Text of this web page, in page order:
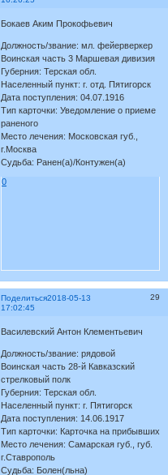
Бокаев Аким Прокофьевич
Должность/звание: мл. фейерверкер
Воинская часть 3 Маршевая дивизия
Губерния: Терская обл.
Населенный пункт: г. отд. Пятигорск
Дата поступления: 04.07.1916
Тип карточки: Уведомление о приеме
раненого
Место лечения: Московская губ.,
г.Москва
Судьба: Ранен(а)/Контужен(а)
0
Поделиться 29
2018-05-13
17:02:45
Василевский Антон Клементьевич
Должность/звание: рядовой
Воинская часть 28-й Кавказский
стрелковый полк
Губерния: Терская обл.
Населенный пункт: г. Пятигорск
Дата поступления: 14.06.1917
Тип карточки: Карточка на прибывших
Место лечения: Самарская губ., губ.
г.Ставрополь
Судьба: Болен(льна)